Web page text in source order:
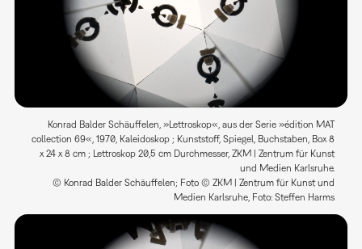
Konrad Balder Schäuffelen, »Lettroskop«, aus der Serie »édition MAT
collection 69«, 1970, Kaleidoskop ; Kunststoff, Spiegel, Buchstaben, Box 8
x 24 x 8 cm ; Lettroskop 20,5 cm Durchmesser, ZKM | Zentrum für Kunst
und Medien Karlsruhe.
© Konrad Balder Schäuffelen; Foto © ZKM | Zentrum für Kunst und
Medien Karlsruhe, Foto: Steffen Harms